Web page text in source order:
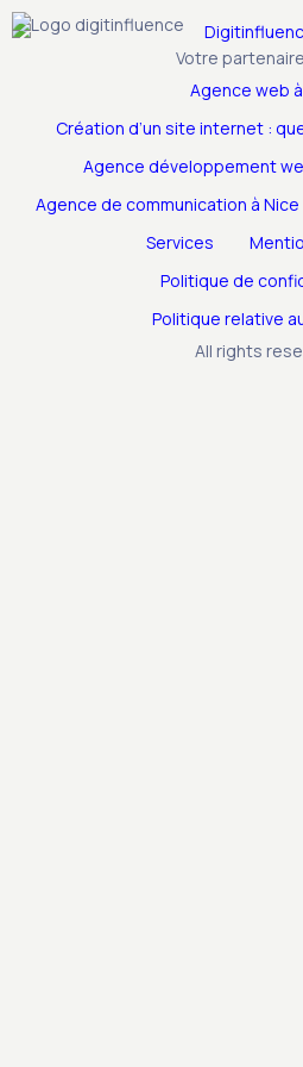
Votre
Agence web
Création d’un site internet :
Agence développement
Agence de communication à Nice
Services
Politique de
Politique relative
All rights